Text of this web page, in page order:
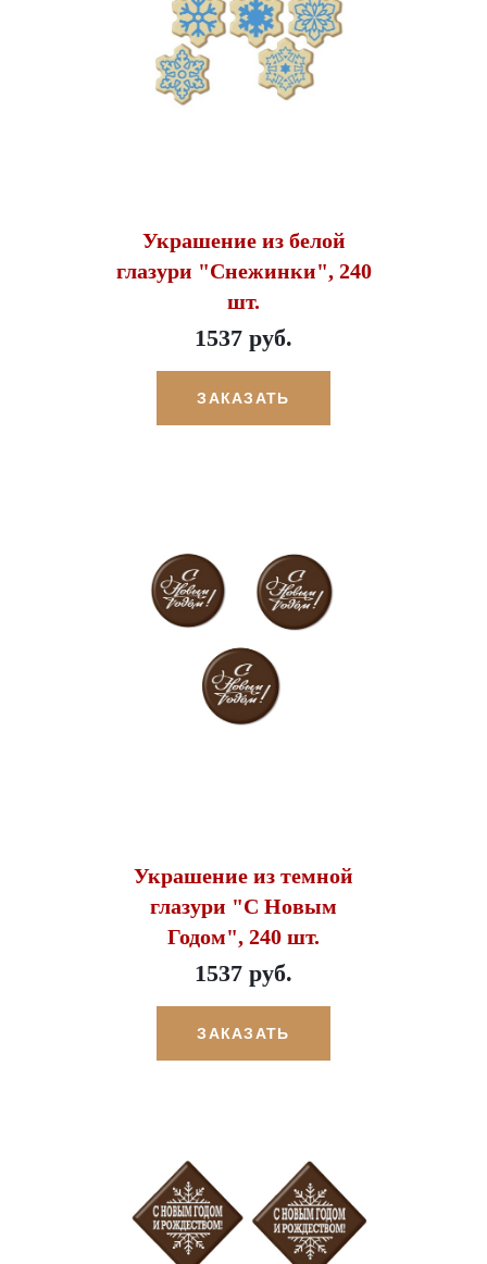
Украшение из белой
глазури "Снежинки", 240
шт.
1537 руб.
ЗАКАЗАТЬ
Украшение из темной
глазури "С Новым
Годом", 240 шт.
1537 руб.
ЗАКАЗАТЬ